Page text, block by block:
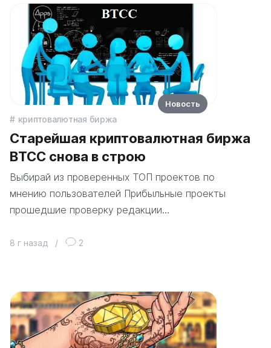
криптовалютная биржа
Старейшая криптовалютная биржа
BTCC снова в строю
Выбирай из проверенных ТОП проектов по
мнению пользователей Прибыльные проекты
прошедшие проверку редакции…
8 г назад / 2
Новость